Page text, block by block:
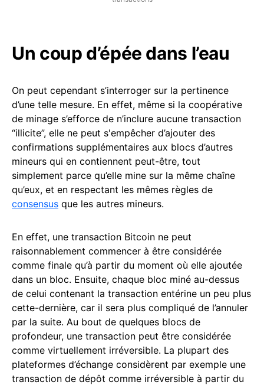
Un coup d’épée dans l’eau
On peut cependant s’interroger sur la pertinence
d’une telle mesure. En effet, même si la coopérative
de minage s’efforce de n’inclure aucune transaction
“illicite”, elle ne peut s'empêcher d’ajouter des
confirmations supplémentaires aux blocs d’autres
mineurs qui en contiennent peut-être, tout
simplement parce qu’elle mine sur la même chaîne
qu’eux, et en respectant les mêmes règles de
consensus que les autres mineurs.
En effet, une transaction Bitcoin ne peut
raisonnablement commencer à être considérée
comme finale qu’à partir du moment où elle ajoutée
dans un bloc. Ensuite, chaque bloc miné au-dessus
de celui contenant la transaction entérine un peu plus
cette-dernière, car il sera plus compliqué de l’annuler
par la suite. Au bout de quelques blocs de
profondeur, une transaction peut être considérée
comme virtuellement irréversible. La plupart des
plateformes d’échange considèrent par exemple une
transaction de dépôt comme irréversible à partir du